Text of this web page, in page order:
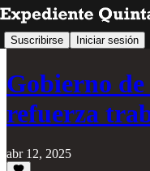
Suscribirse Iniciar sesión
Gobierno
refuerza
abr 12, 2025